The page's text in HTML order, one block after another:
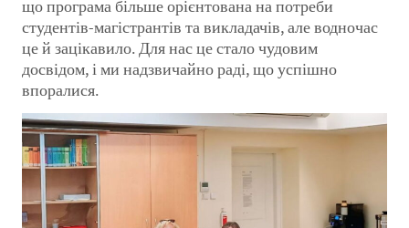
що програма більше орієнтована на потреби
студентів-магістрантів та викладачів, але водночас
це й зацікавило. Для нас це стало чудовим
досвідом, і ми надзвичайно раді, що успішно
впоралися.